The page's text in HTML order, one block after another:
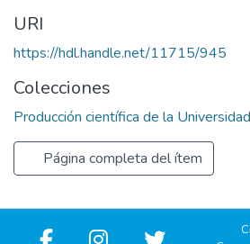
URI
https://hdl.handle.net/11715/945
Colecciones
Producción científica de la
Página completa del ítem